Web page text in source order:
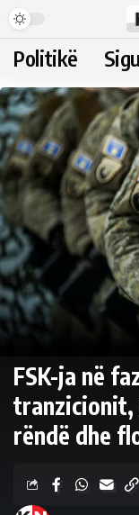
Politikë
FSK-ja në
tranzicionit,
rëndë dhe